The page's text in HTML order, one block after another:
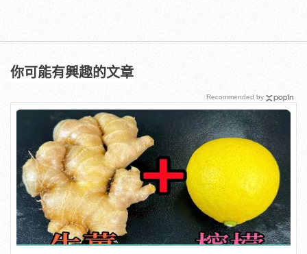
你可能有興趣的文章
Recommended by